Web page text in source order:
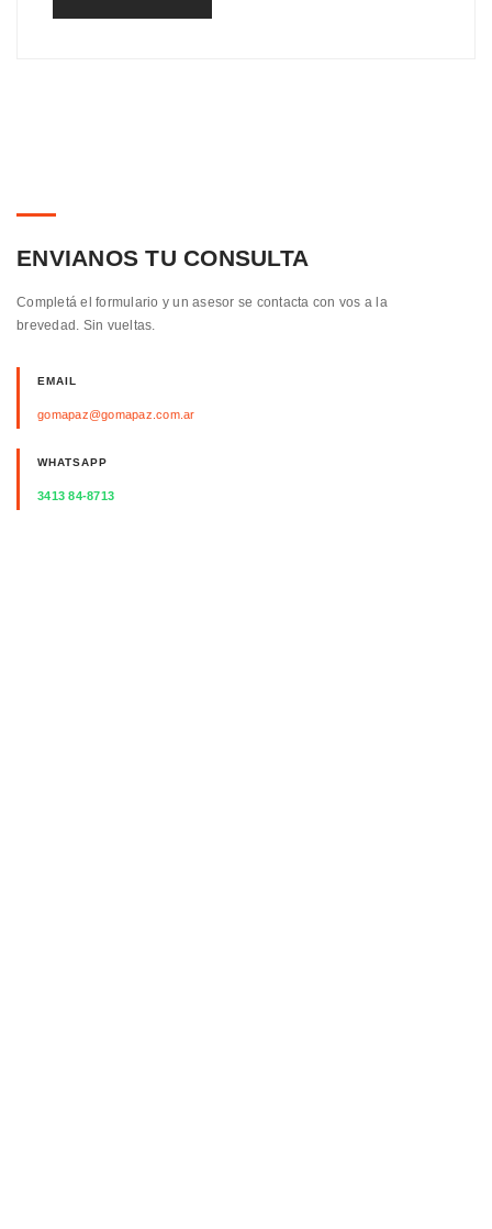
ENVIANOS TU CONSULTA
Completá el formulario y un asesor se contacta con vos a la
brevedad. Sin vueltas.
EMAIL
gomapaz@gomapaz.com.ar
WHATSAPP
3413 84-8713